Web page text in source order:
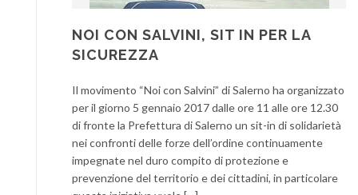
NOI CON SALVINI, SIT IN PER LA
SICUREZZA
Il movimento “Noi con Salvini” di Salerno ha organizzato
per il giorno 5 gennaio 2017 dalle ore 11 alle ore 12.30
di fronte la Prefettura di Salerno un sit-in di solidarietà
nei confronti delle forze dell’ordine continuamente
impegnate nel duro compito di protezione e
prevenzione del territorio e dei cittadini, in particolare